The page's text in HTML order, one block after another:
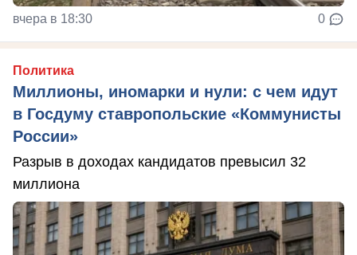
вчера в 18:30 0
Политика
Миллионы, иномарки и нули: с чем идут
в Госдуму ставропольские «Коммунисты
России»
Разрыв в доходах кандидатов превысил 32
миллиона